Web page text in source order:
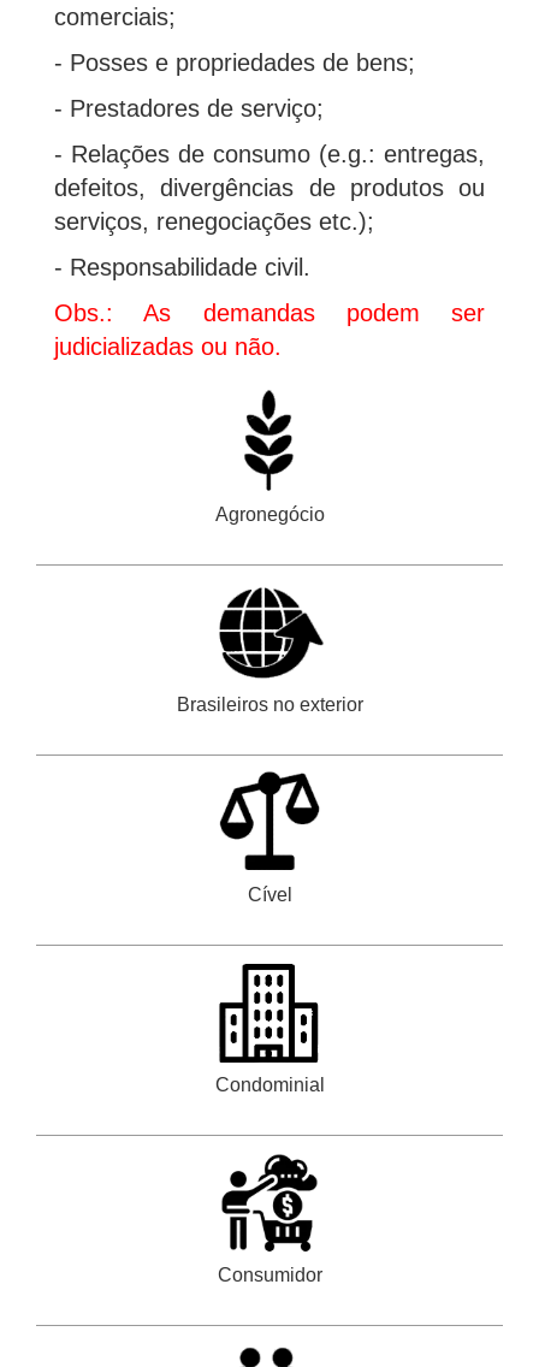
comerciais;
- Posses e propriedades de bens;
- Prestadores de serviço;
- Relações de consumo (e.g.: entregas,
defeitos, divergências de produtos ou
serviços, renegociações etc.);
- Responsabilidade civil.
Obs.: As demandas podem ser
judicializadas ou não.
Agronegócio
Brasileiros no exterior
Cível
Condominial
Consumidor